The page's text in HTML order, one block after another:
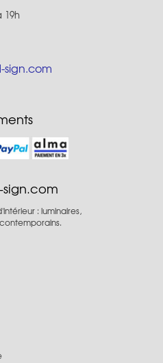
19h
sign.com
: luminaires,